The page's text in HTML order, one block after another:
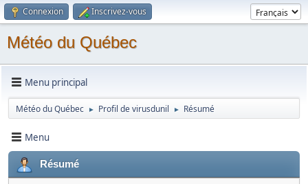
Connexion Inscrivez-vous
Météo du Québec
Menu principal
Météo du Québec ► Profil de virusdunil ► Résumé
Menu
Résumé